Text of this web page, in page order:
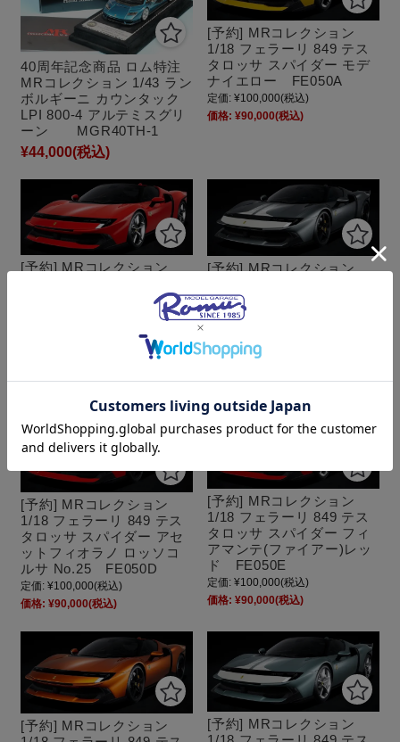
40周年記念商品 ロム特注
MRコレクション 1/43 ラン
ボルギーニ カウンタック
LPI 800-4 アルテミスグリ
ーン MGR40TH-1
¥44,000(税込)
[予約] MRコレクション
1/18 フェラーリ 849 テス
タロッサ スパイダー モデ
ナイエロー FE050A
定価: ¥100,000(税込)
価格: ¥90,000(税込)
[予約] MRコレクション
タロッサ スパイダー ロッ
[予約] MRコレクション
タロッサ スパイダー アセ
ットフィオラノ コンペテ
FE050C
価格: ¥90,000(税込)
[予約] MRコレクション
1/18 フェラーリ 849 テス
タロッサ スパイダー アセ
ットフィオラノ ロッソコ
ルサ No.25 FE050D
定価: ¥100,000(税込)
価格: ¥90,000(税込)
[予約] MRコレクション
1/18 フェラーリ 849 テス
タロッサ スパイダー フィ
アマンテ(ファイアー)レッ
ド FE050E
定価: ¥100,000(税込)
価格: ¥90,000(税込)
[予約] MRコレクション
[予約] MRコレクション